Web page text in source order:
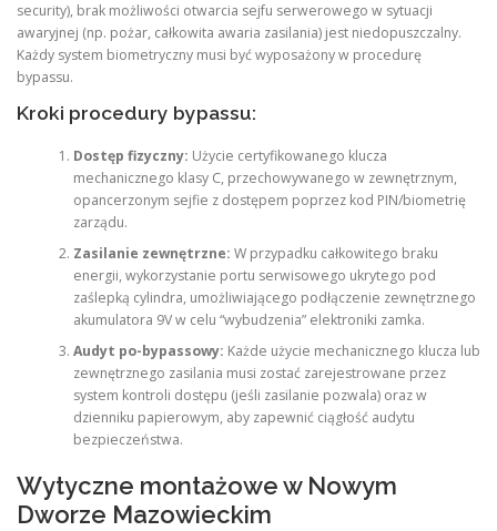
security), brak możliwości otwarcia sejfu serwerowego w sytuacji
awaryjnej (np. pożar, całkowita awaria zasilania) jest niedopuszczalny.
Każdy system biometryczny musi być wyposażony w procedurę
bypassu.
Kroki procedury bypassu:
Dostęp fizyczny: Użycie certyfikowanego klucza
mechanicznego klasy C, przechowywanego w zewnętrznym,
opancerzonym sejfie z dostępem poprzez kod PIN/biometrię
zarządu.
Zasilanie zewnętrzne: W przypadku całkowitego braku
energii, wykorzystanie portu serwisowego ukrytego pod
zaślepką cylindra, umożliwiającego podłączenie zewnętrznego
akumulatora 9V w celu “wybudzenia” elektroniki zamka.
Audyt po-bypassowy: Każde użycie mechanicznego klucza lub
zewnętrznego zasilania musi zostać zarejestrowane przez
system kontroli dostępu (jeśli zasilanie pozwala) oraz w
dzienniku papierowym, aby zapewnić ciągłość audytu
bezpieczeństwa.
Wytyczne montażowe w Nowym
Dworze Mazowieckim